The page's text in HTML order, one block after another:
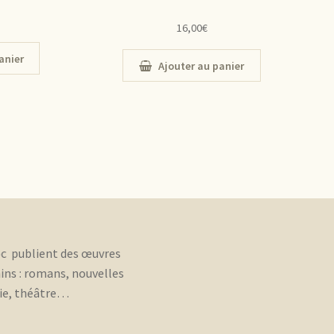
16,00€
Ajouter au panier
publient des œuvres
: romans, nouvelles
théâtre…